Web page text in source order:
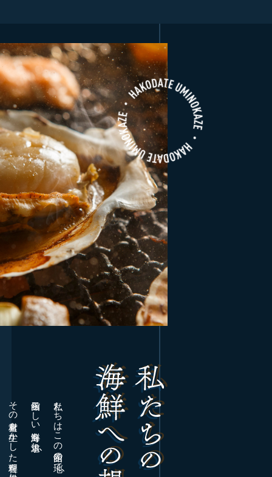
私たちはこの函館の地で
、
函館らしい海鮮を追求し
、